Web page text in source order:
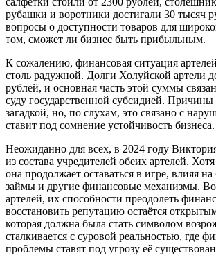
рубашки и воротники достигали 30 тысяч
вопросы о доступности товаров для
том, сможет ли бизнес быть прибыльным.
К сожалению, финансовая ситуация
столь радужной. Долги Холуйской артели
рублей, и основная часть этой суммы
суду государственной субсидией. Причины
загадкой, но, по слухам, это связано с
ставит под сомнение устойчивость бизнеса.
Неожиданно для всех, в 2024 году
из состава учредителей обеих артелей.
она продолжает оставаться в игре, влияя на
займы и другие финансовые механизмы.
артелей, их способности преодолеть
восстановить репутацию остаётся
которая должна была стать символом
сталкивается с суровой реальностью, где
проблемы ставят под угрозу её